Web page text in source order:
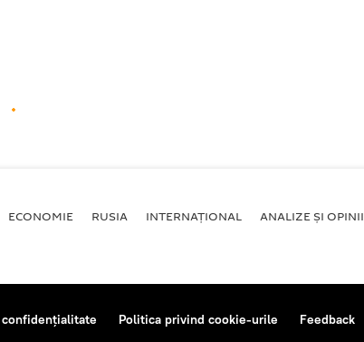
ECONOMIE RUSIA INTERNAŢIONAL ANALIZE ȘI OPINII
Politica privind cookie-urile Feedback